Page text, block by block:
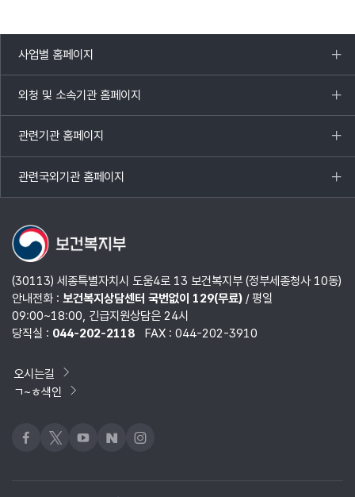
사업별 홈페이지
목록
열기
외청 및 소속기관 홈페이지
목록
열기
관련기관 홈페이지
목록
열기
관련국외기관 홈페이지
목록
열기
(30113) 세종특별자치시 도움4로 13 보건복지부 (정부세종청사 10동)
안내전화 : 보건복지상담센터 국번없이 129(무료)/ 평일
09:00~18:00, 긴급지원상담은 24시
당직실 : 044-202-2118 FAX : 044-202-3910
오시는길
ㄱ~ㅎ색인
페이스북
x 유튜브네이버블로그
인스타그램